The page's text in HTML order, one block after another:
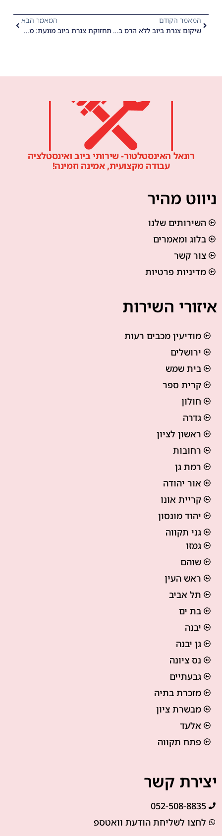
המאמר הקודם
שיקום צנרת ביוב ללא הרס בעסקים: איך אינסטלטור חוסך לכם סגירת עסק בגלל פתיחת סתימות ביוב?
המאמר הבא
תחזוקת צנרת ביוב מונעת: מתי כדאי להזמין אינסטלטור לבדיקה תקופתית של פתיחת סתימות ביוב?
רונאל האינסטלטור- שירותי ביוב ואינסטלציה
עבודה מקצועית, אמינה וזמינה!
ניווט מהיר
השירותים שלנו
בלוג ומאמרים
צור קשר
מדיניות פרטיות
איזורי השירות
מודיעין מכבים רעות
ירושלים
בית שמש
קרית ספר
חולון
גדרה
ראשון לציון
רחובות
רמת גן
אור יהודה
קריית אונו
יהוד מונסון
גני תקווה
גמזו
שוהם
ראש העין
תל אביב
בת ים
יבנה
גן יבנה
נס ציונה
גבעתיים
מזכרת בתיה
מבשרת ציון
אלעד
פתח תקווה
יצירת קשר
052-508-8835
לחצו לשליחת הודעת וואטספ